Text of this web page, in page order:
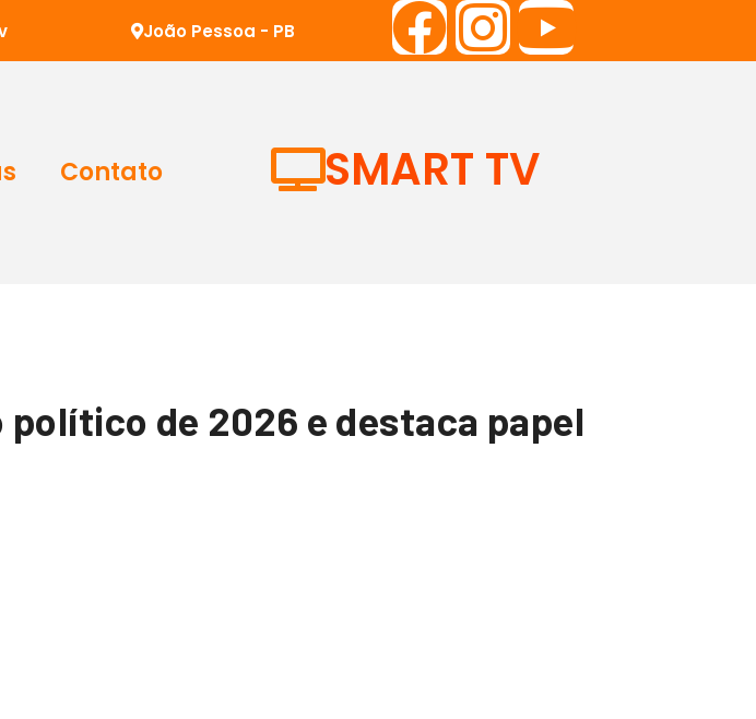
João Pessoa - PB
Contato SMART TV
de 2026 e destaca papel